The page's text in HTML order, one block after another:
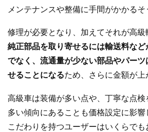
メンテナンスや整備に手間がかかるそ
修理が必要となり、加えてそれが高級
純正部品を取り寄せるには輸送料な
でなく、流通量が少ない部品やパー
せることになるため、さらに金額が上
高級車は装備が多い点や、丁寧な点
多い傾向にあることも価格設定に影
こだわりを持つユーザーはいくらで